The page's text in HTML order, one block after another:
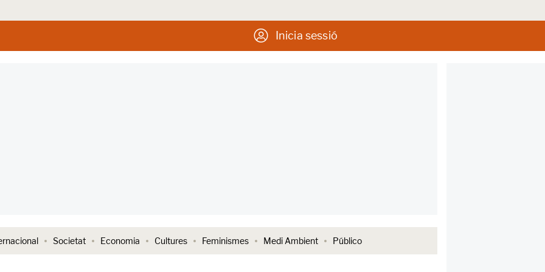
Inicia sessió
Societat Economia Cultures Feminismes Medi Ambient Público